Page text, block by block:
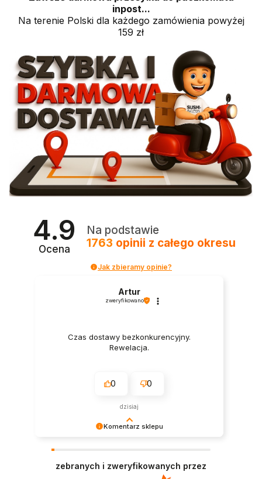
inpost...
Na terenie Polski dla każdego zamówienia powyżej
159 zł
4.9
Ocena
Na podstawie
1763 opinii z całego okresu
Jak zbieramy opinie?
Komentarz sklepu
Artur
zweryfikowano
Czas dostawy bezkonkurencyjny.
Rewelacja.
0 0
dzisiaj
zebranych i zweryfikowanych przez